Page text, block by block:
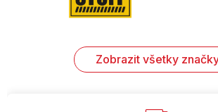
Zobrazit všetky